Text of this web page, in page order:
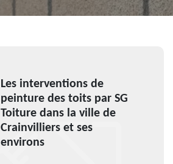
Les interventions de
peinture des toits par SG
Toiture dans la ville de
Crainvilliers et ses
environs